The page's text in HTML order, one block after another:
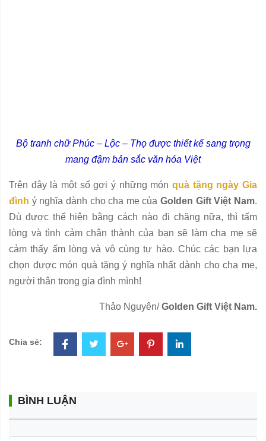
Bộ tranh chữ Phúc – Lộc – Thọ được thiết kế sang trọng
mang đậm bản sắc văn hóa Việt
Trên đây là một số gợi ý những món quà tặng ngày Gia
đình ý nghĩa dành cho cha mẹ củaGolden Gift Việt Nam.
Dù được thể hiện bằng cách nào đi chăng nữa, thì tấm
lòng và tình cảm chân thành của bạn sẽ làm cha mẹ sẽ
cảm thấy ấm lòng và vô cùng tự hào. Chúc các bạn lựa
chọn được món quà tặng ý nghĩa nhất dành cho cha mẹ,
người thân trong gia đình mình!
Thảo Nguyên/Golden Gift Việt Nam.
Chia sẻ:
BÌNH LUẬN